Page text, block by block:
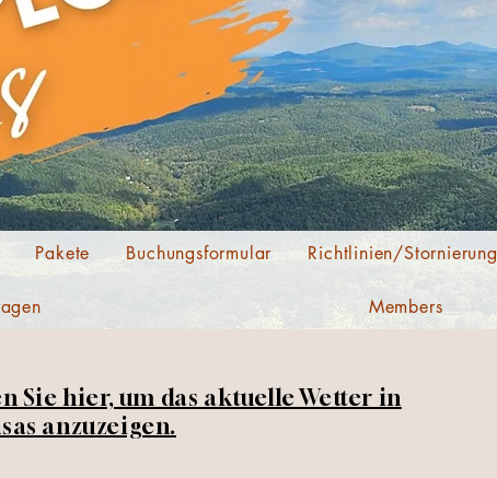
Pakete Buchungsformular Richtlinien/Stornierung
Members
Sie hier, um das aktuelle Wetter in
anzuzeigen.